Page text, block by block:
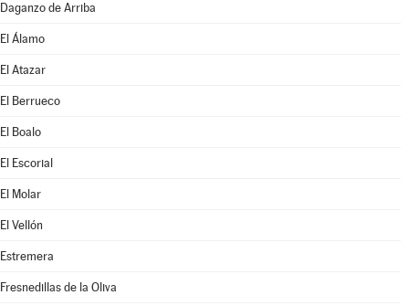
Daganzo de Arriba
El Álamo
El Atazar
El Berrueco
El Boalo
El Escorial
El Molar
El Vellón
Estremera
Fresnedillas de la Oliva